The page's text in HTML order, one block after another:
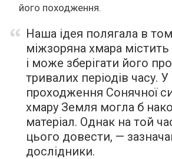
його походження.
Наша ідея полягала в
міжзоряна хмара містить
і може зберігати його
тривалих періодів часу. У
проходження Сонячної
хмару Земля могла б
матеріал. Однак на той
цього довести, —
дослідники.